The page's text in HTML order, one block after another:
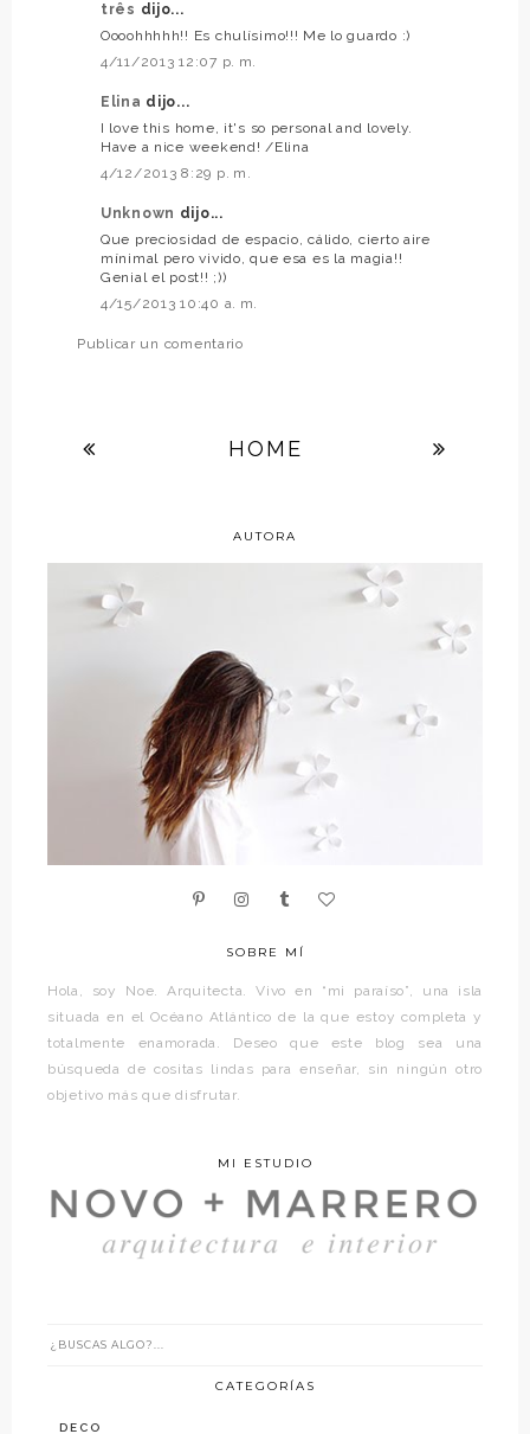
três dijo...
Oooohhhhh!! Es chulísimo!!! Me lo guardo :)
4/11/2013 12:07 p. m.
Elina dijo...
I love this home, it's so personal and lovely.
Have a nice weekend! /Elina
4/12/2013 8:29 p. m.
Unknown dijo...
Que preciosidad de espacio, cálido, cierto aire
mínimal pero vivido, que esa es la magia!!
Genial el post!! ;))
4/15/2013 10:40 a. m.
Publicar un comentario
HOME
AUTORA
SOBRE MÍ
Hola, soy Noe. Arquitecta. Vivo en “mi paraíso”, una isla
situada en el Océano Atlántico de la que estoy completa y
totalmente enamorada. Deseo que este blog sea una
búsqueda de cositas lindas para enseñar, sin ningún otro
objetivo más que disfrutar.
MI ESTUDIO
CATEGORÍAS
DECO